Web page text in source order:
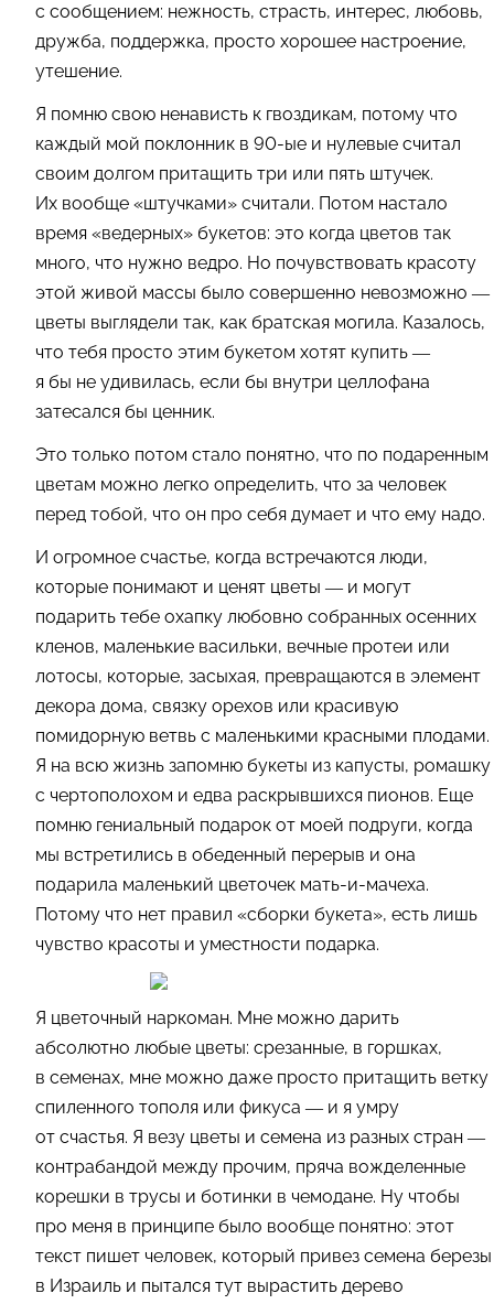
с сообщением: нежность, страсть, интерес, любовь,
дружба, поддержка, просто хорошее настроение,
утешение.
Я помню свою ненависть к гвоздикам, потому что
каждый мой поклонник в 90-ые и нулевые считал
своим долгом притащить три или пять штучек.
Их вообще «штучками» считали. Потом настало
время «ведерных» букетов: это когда цветов так
много, что нужно ведро. Но почувствовать красоту
этой живой массы было совершенно невозможно —
цветы выглядели так, как братская могила. Казалось,
что тебя просто этим букетом хотят купить —
я бы не удивилась, если бы внутри целлофана
затесался бы ценник.
Это только потом стало понятно, что по подаренным
цветам можно легко определить, что за человек
перед тобой, что он про себя думает и что ему надо.
И огромное счастье, когда встречаются люди,
которые понимают и ценят цветы — и могут
подарить тебе охапку любовно собранных осенних
кленов, маленькие васильки, вечные протеи или
лотосы, которые, засыхая, превращаются в элемент
декора дома, связку орехов или красивую
помидорную ветвь с маленькими красными плодами.
Я на всю жизнь запомню букеты из капусты, ромашку
с чертополохом и едва раскрывшихся пионов. Еще
помню гениальный подарок от моей подруги, когда
мы встретились в обеденный перерыв и она
подарила маленький цветочек мать-и-мачеха.
Потому что нет правил «сборки букета», есть лишь
чувство красоты и уместности подарка.
Я цветочный наркоман. Мне можно дарить
абсолютно любые цветы: срезанные, в горшках,
в семенах, мне можно даже просто притащить ветку
спиленного тополя или фикуса — и я умру
от счастья. Я везу цветы и семена из разных стран —
контрабандой между прочим, пряча вожделенные
корешки в трусы и ботинки в чемодане. Ну чтобы
про меня в принципе было вообще понятно: этот
текст пишет человек, который привез семена березы
в Израиль и пытался тут вырастить дерево